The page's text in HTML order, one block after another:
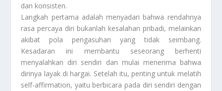
dan konsisten.
Langkah pertama adalah menyadari bahwa rendahnya
rasa percaya diri bukanlah kesalahan pribadi, melainkan
akibat pola pengasuhan yang tidak seimbang.
Kesadaran ini membantu seseorang berhenti
menyalahkan diri sendiri dan mulai menerima bahwa
dirinya layak di hargai. Setelah itu, penting untuk melatih
self-affirmation, yaitu berbicara pada diri sendiri dengan